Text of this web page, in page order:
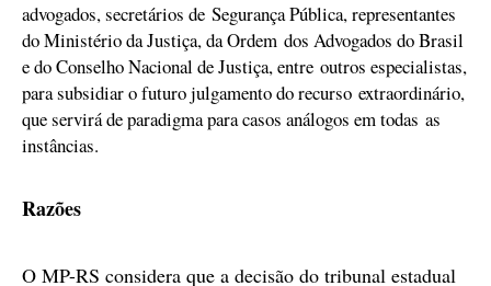
advogados, secretários de Segurança Pública, representantes
do Ministério da Justiça, da Ordem dos Advogados do Brasil
e do Conselho Nacional de Justiça, entre outros especialistas,
para subsidiar o futuro julgamento do recurso extraordinário,
que servirá de paradigma para casos análogos em todas as
instâncias.
Razões
O MP-RS considera que a decisão do tribunal estadual